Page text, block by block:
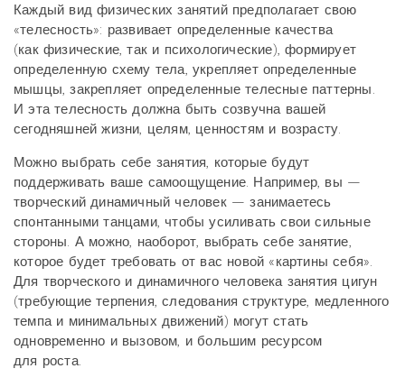
Каждый вид физических занятий предполагает свою
«телесность»: развивает определенные качества
(как физические, так и психологические), формирует
определенную схему тела, укрепляет определенные
мышцы, закрепляет определенные телесные паттерны.
И эта телесность должна быть созвучна вашей
сегодняшней жизни, целям, ценностям и возрасту.
Можно выбрать себе занятия, которые будут
поддерживать ваше самоощущение. Например, вы —
творческий динамичный человек — занимаетесь
спонтанными танцами, чтобы усиливать свои сильные
стороны. А можно, наоборот, выбрать себе занятие,
которое будет требовать от вас новой «картины себя».
Для творческого и динамичного человека занятия цигун
(требующие терпения, следования структуре, медленного
темпа и минимальных движений) могут стать
одновременно и вызовом, и большим ресурсом
для роста.